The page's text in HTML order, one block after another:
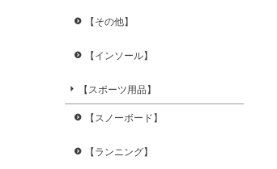
【その他】
【インソール】
【スポーツ用品】
【スノーボード】
【ランニング】